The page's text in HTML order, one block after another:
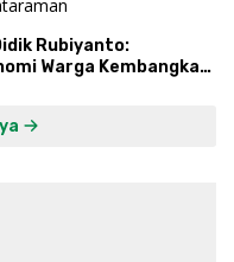
Rubiyanto:
Warga Kembangkan